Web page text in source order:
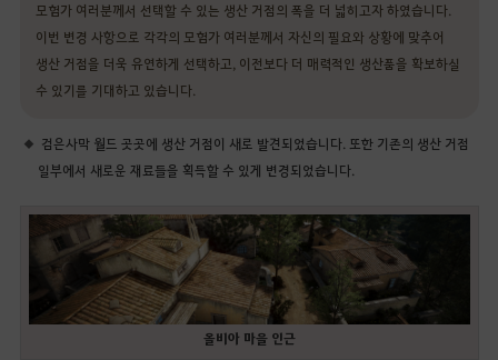
모험가 여러분께서 선택할 수 있는 생산 거점의 폭을 더 넓히고자 하였습니다.
이번 변경 사항으로 각각의 모험가 여러분께서 자신의 필요와 상황에 맞추어
생산 거점을 더욱 유연하게 선택하고, 이전보다 더 매력적인 생산품을 확보하실
수 있기를 기대하고 있습니다.
검은사막 월드 곳곳에 생산 거점이 새로 발견되었습니다. 또한 기존의 생산 거점
일부에서 새로운 재료들을 획득할 수 있게 변경되었습니다.
올비아 마을 인근